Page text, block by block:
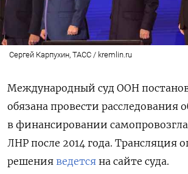
Сергей Карпухин, ТАСС / kremlin.ru
Международный суд ООН
обязана провести расследования
в финансировании
ЛНР после 2014 года. Трансляция
решения ведется на сайте суда.